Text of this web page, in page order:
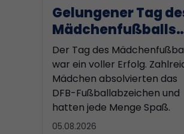
Gelungener Tag
Mädchenfußballs
beim KSC
Der Tag des
war ein voller Erfolg.
Mädchen absolvierten das
DFB-Fußballabzeichen und
hatten jede Menge Spaß.
05.08.2026